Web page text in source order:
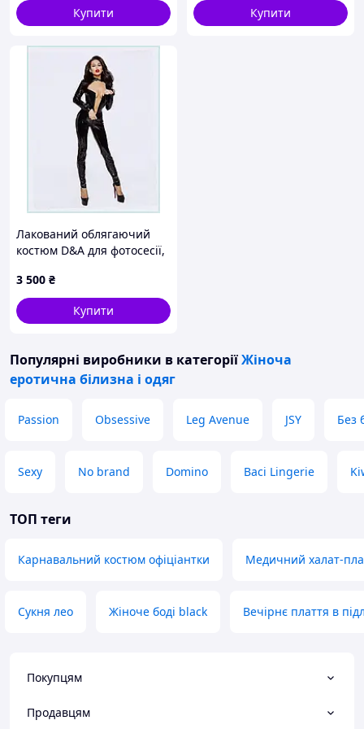
Купити Купити
Лакований облягаючий
костюм D&A для фотосесії,
3 500 ₴
Купити
Популярні виробники в категоріїЖіноча
еротична білизна і одяг
Passion Obsessive Leg Avenue JSY Без
Sexy No brand Domino Baci Lingerie
ТОП теги
Карнавальний костюм офіціантки Медичний халат-
Сукня лео Жіноче боді black Вечірнє плаття в
Покупцям
Продавцям